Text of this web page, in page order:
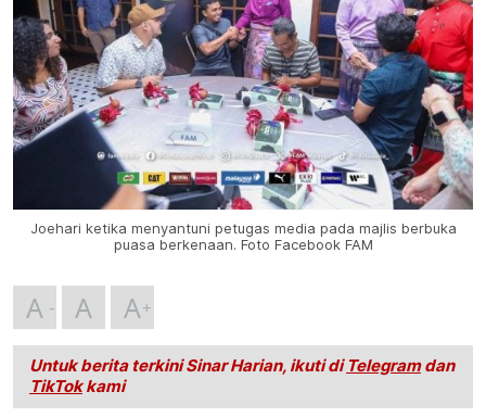
Joehari ketika menyantuni petugas media pada majlis berbuka
puasa berkenaan. Foto Facebook FAM
A A A
Untuk berita terkini Sinar Harian, ikuti di Telegramdan
TikTokkami